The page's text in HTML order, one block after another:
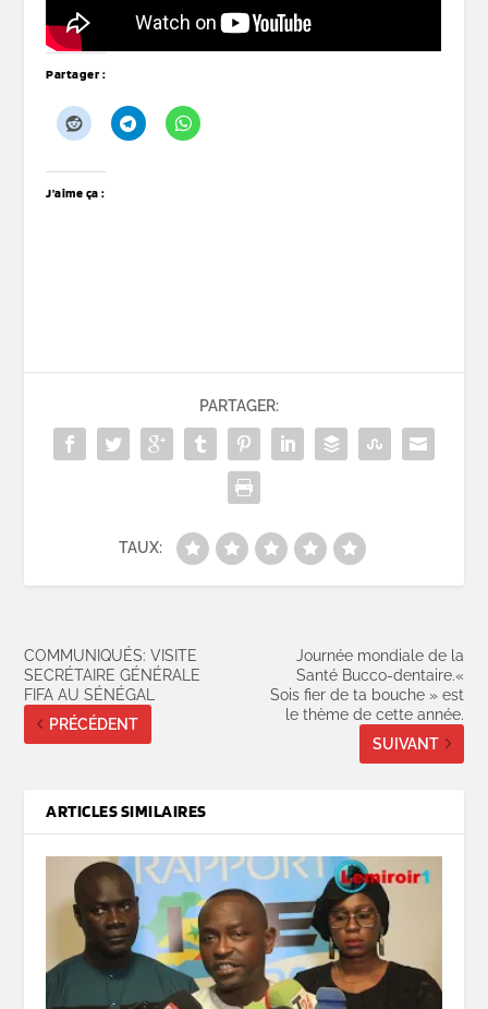
Partager :
J’aime ça :
PARTAGER:
TAUX:
COMMUNIQUÉS: VISITE
SECRÉTAIRE GÉNÉRALE
FIFA AU SÉNÉGAL
PRÉCÉDENT
Journée mondiale de la
Santé Bucco-dentaire.«
Sois fier de ta bouche » est
le thème de cette année.
SUIVANT
ARTICLES SIMILAIRES